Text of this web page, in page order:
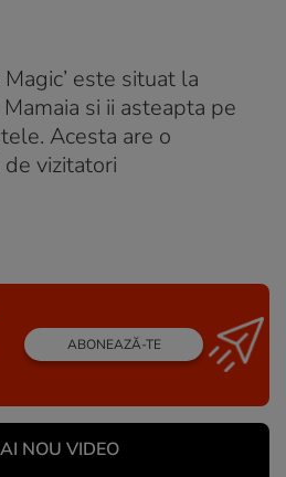
Magic’ este situat la
si ii asteapta pe
Acesta are o
vizitatori
ABONEAZĂ-TE
NOU VIDEO